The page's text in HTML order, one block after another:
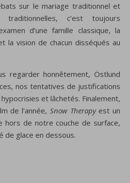
sur le mariage traditionnel et
c’est toujours
d’une famille classique, la
la vision de chacun disséqués au
regarder honnêtement, Östlund
, nos tentatives de justifications
hypocrisies et lâchetés. Finalement,
de l’année, Snow Therapy est un
hors de notre couche de surface,
de glace en dessous.